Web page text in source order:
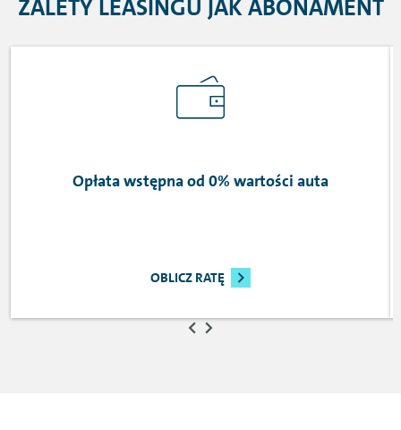
ZALETY LEASINGU JAK ABONAMENT
Opłata wstępna od 0% wartości auta
OBLICZ RATĘ